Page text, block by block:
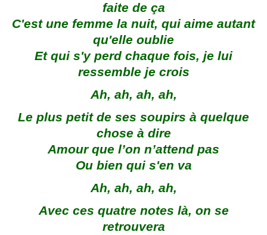
faite de ça
C'est une femme la nuit, qui aime autant
qu'elle oublie
Et qui s'y perd chaque fois, je lui
ressemble je crois
Ah, ah, ah, ah,
Le plus petit de ses soupirs à quelque
chose à dire
Amour que l’on n’attend pas
Ou bien qui s'en va
Ah, ah, ah, ah,
Avec ces quatre notes là, on se
retrouvera